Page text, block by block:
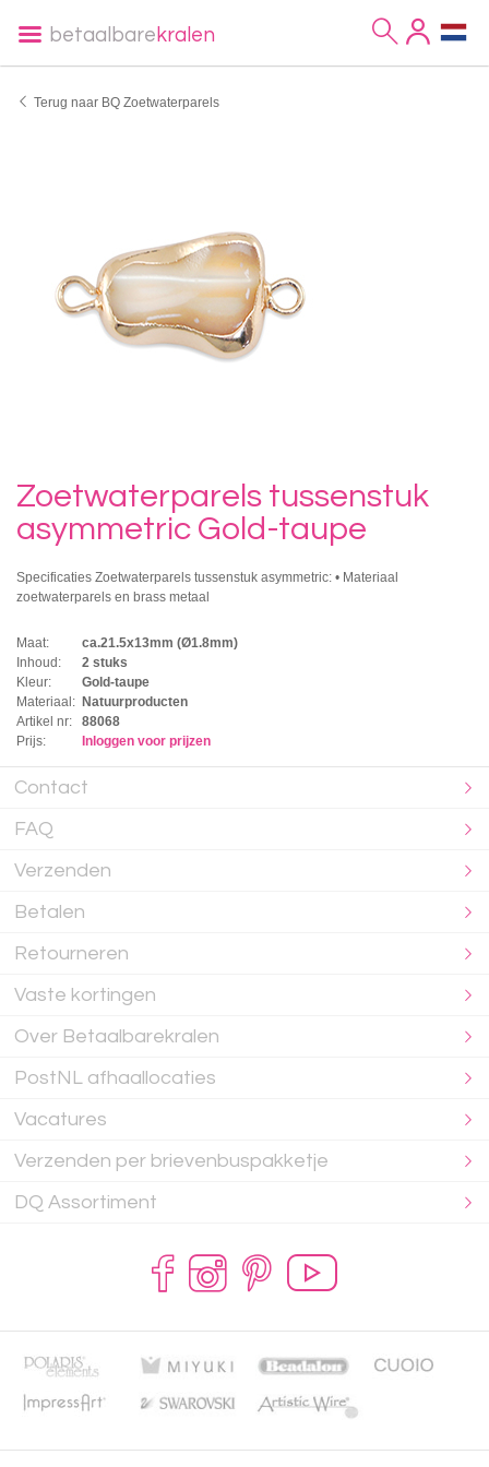
betaalbare kralen
Terug naar BQ Zoetwaterparels
Zoetwaterparels tussenstuk
asymmetric Gold-taupe
Specificaties Zoetwaterparels tussenstuk asymmetric: • Materiaal
zoetwaterparels en brass metaal
Maat:
ca.21.5x13mm (Ø1.8mm)
Inhoud:
2 stuks
Kleur:
Gold-taupe
Materiaal: Natuurproducten
Artikel nr:
88068
Prijs:
Inloggen voor prijzen
Contact
FAQ
Verzenden
Betalen
Retourneren
Vaste kortingen
Over Betaalbarekralen
PostNL afhaallocaties
Vacatures
Verzenden per brievenbuspakketje
DQ Assortiment